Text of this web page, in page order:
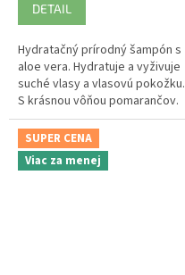
DETAIL
Hydratačný prírodný šampón s
aloe vera. Hydratuje a vyživuje
suché vlasy a vlasovú pokožku.
S krásnou vôňou pomarančov.
SUPER CENA
Viac za menej